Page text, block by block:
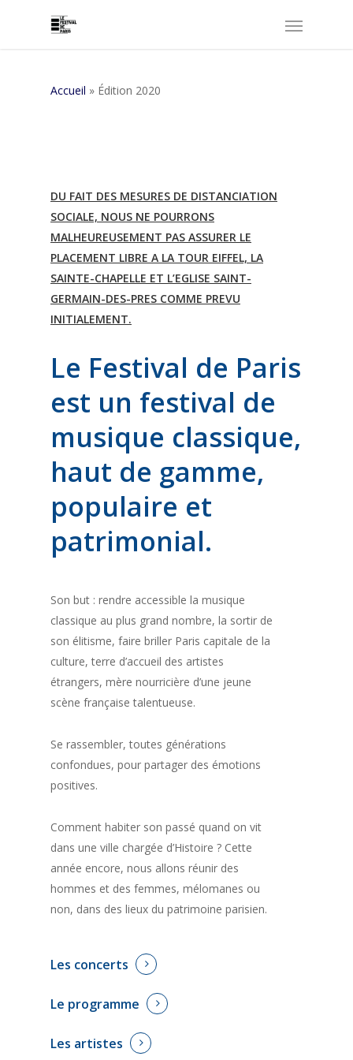
Accueil » Édition 2020
DU FAIT DES MESURES DE DISTANCIATION
SOCIALE, NOUS NE POURRONS
MALHEUREUSEMENT PAS ASSURER LE
PLACEMENT LIBRE A LA TOUR EIFFEL, LA
SAINTE-CHAPELLE ET L’EGLISE SAINT-
GERMAIN-DES-PRES COMME PREVU
INITIALEMENT.
Le Festival de Paris
est un festival de
musique classique,
haut de gamme,
populaire et
patrimonial.
Son but : rendre accessible la musique
classique au plus grand nombre, la sortir de
son élitisme, faire briller Paris capitale de la
culture, terre d’accueil des artistes
étrangers, mère nourricière d’une jeune
scène française talentueuse.
Se rassembler, toutes générations
confondues, pour partager des émotions
positives.
Comment habiter son passé quand on vit
dans une ville chargée d’Histoire ? Cette
année encore, nous allons réunir des
hommes et des femmes, mélomanes ou
non, dans des lieux du patrimoine parisien.
Les concerts
Le programme
Les artistes